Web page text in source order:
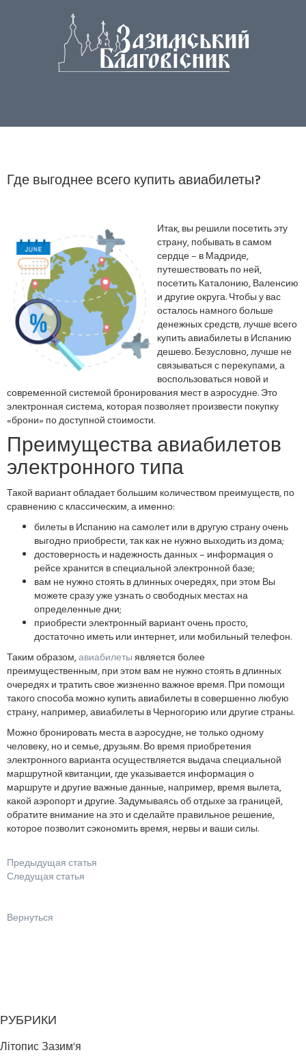
Где выгоднее всего купить авиабилеты?
Итак, вы решили посетить эту
страну, побывать в самом
сердце – в Мадриде,
путешествовать по ней,
посетить Каталонию, Валенсию
и другие округа. Чтобы у вас
осталось намного больше
денежных средств, лучше всего
купить авиабилеты в Испанию
дешево. Безусловно, лучше не
связываться с перекупами, а
воспользоваться новой и
современной системой бронирования мест в аэросудне. Это
электронная система, которая позволяет произвести покупку
«брони» по доступной стоимости.
Преимущества авиабилетов
электронного типа
Такой вариант обладает большим количеством преимуществ, по
сравнению с классическим, а именно:
билеты в Испанию на самолет или в другую страну очень
выгодно приобрести, так как не нужно выходить из дома;
достоверность и надежность данных – информация о
рейсе хранится в специальной электронной базе;
вам не нужно стоять в длинных очередях, при этом Вы
можете сразу уже узнать о свободных местах на
определенные дни;
приобрести электронный вариант очень просто,
достаточно иметь или интернет, или мобильный телефон.
Таким образом,авиабилетыявляется более
преимущественным, при этом вам не нужно стоять в длинных
очередях и тратить свое жизненно важное время. При помощи
такого способа можно купить авиабилеты в совершенно любую
страну, например, авиабилеты в Черногорию или другие страны.
Можно бронировать места в аэросудне, не только одному
человеку, но и семье, друзьям. Во время приобретения
электронного варианта осуществляется выдача специальной
маршрутной квитанции, где указывается информация о
маршруте и другие важные данные, например, время вылета,
какой аэропорт и другие. Задумываясь об отдыхе за границей,
обратите внимание на это и сделайте правильное решение,
которое позволит сэкономить время, нервы и ваши силы.
Предыдущая статья
Следущая статья
Вернуться
РУБРИКИ
Літопис Зазим'я